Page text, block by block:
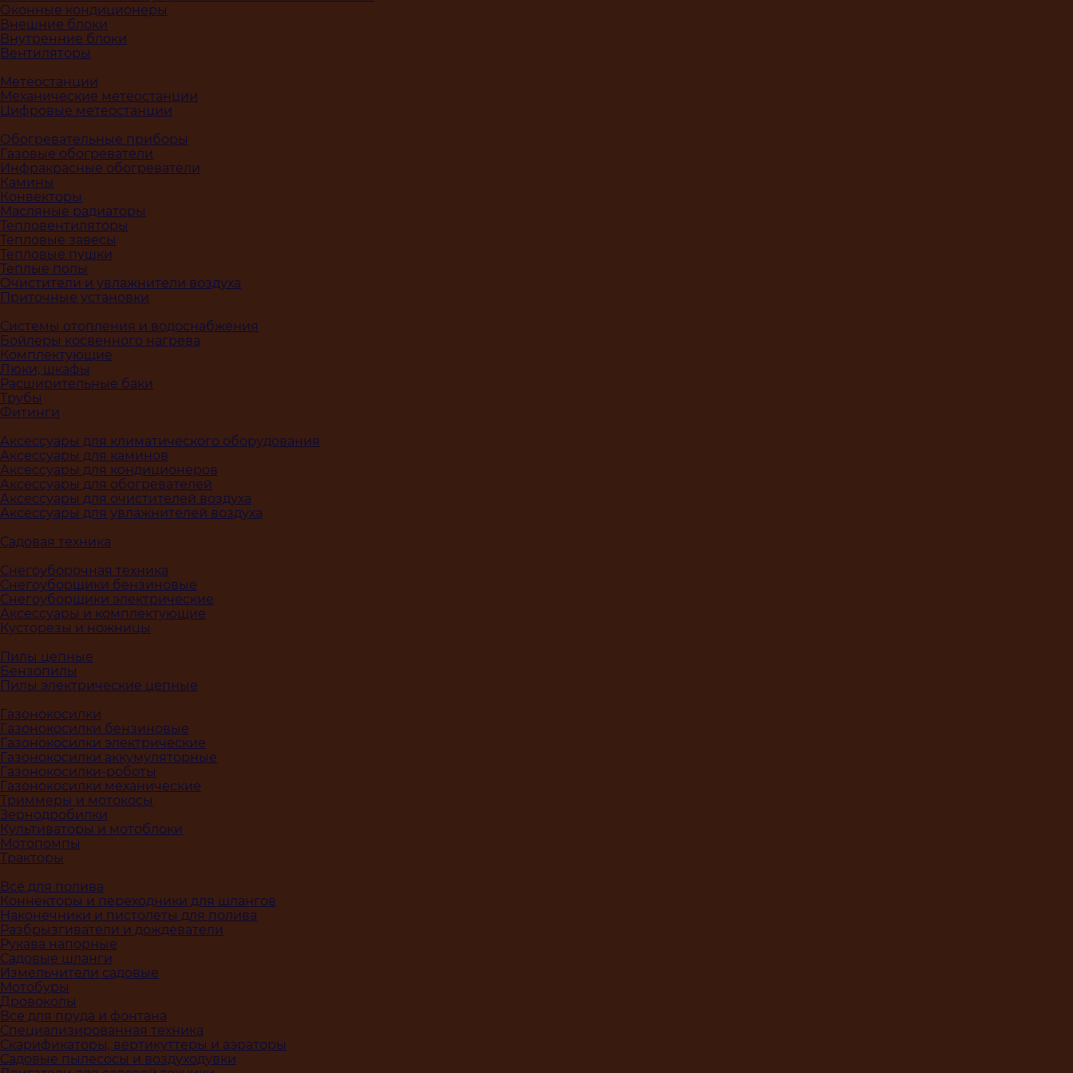
Оконные кондиционеры
Внешние блоки
Внутренние блоки
Вентиляторы
Метеостанции
Механические метеостанции
Цифровые метеостанции
Обогревательные приборы
Газовые обогреватели
Инфракрасные обогреватели
Камины
Конвекторы
Масляные радиаторы
Тепловентиляторы
Тепловые завесы
Тепловые пушки
Теплые полы
Очистители и увлажнители воздуха
Приточные установки
Системы отопления и водоснабжения
Бойлеры косвенного нагрева
Комплектующие
Люки, шкафы
Расширительные баки
Трубы
Фитинги
Аксессуары для климатического оборудования
Аксессуары для каминов
Аксессуары для кондиционеров
Аксессуары для обогревателей
Аксессуары для очистителей воздуха
Аксессуары для увлажнителей воздуха
Садовая техника
Снегоуборочная техника
Снегоуборщики бензиновые
Снегоуборщики электрические
Аксессуары и комплектующие
Кусторезы и ножницы
Пилы цепные
Бензопилы
Пилы электрические цепные
Газонокосилки
Газонокосилки бензиновые
Газонокосилки электрические
Газонокосилки аккумуляторные
Газонокосилки-роботы
Газонокосилки механические
Триммеры и мотокосы
Зернодробилки
Культиваторы и мотоблоки
Мотопомпы
Тракторы
Всё для полива
Коннекторы и переходники для шлангов
Наконечники и пистолеты для полива
Разбрызгиватели и дождеватели
Рукава напорные
Садовые шланги
Измельчители садовые
Мотобуры
Дровоколы
Все для пруда и фонтана
Специализированная техника
Скарификаторы, вертикуттеры и аэраторы
Садовые пылесосы и воздуходувки